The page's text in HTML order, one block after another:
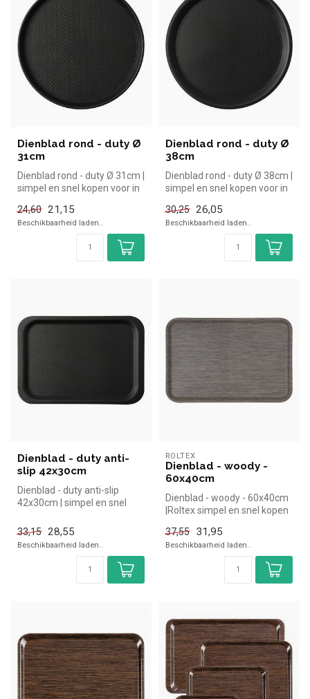
Dienblad rond - duty Ø
31cm
Dienblad rond - duty Ø 31cm |
simpel en snel kopen voor in
24,60 21,15
Beschikbaarheid laden..
Dienblad rond - duty Ø
38cm
Dienblad rond - duty Ø 38cm |
simpel en snel kopen voor in
30,25 26,05
Beschikbaarheid laden..
Dienblad - duty anti-
slip 42x30cm
Dienblad - duty anti-slip
42x30cm | simpel en snel
Over...
33,15 28,55
Beschikbaarheid laden..
ROLTEX
Dienblad - woody -
60x40cm
Dienblad - woody - 60x40cm
|Roltex simpel en snel kopen
37,55
31,95
Beschikbaarheid laden..